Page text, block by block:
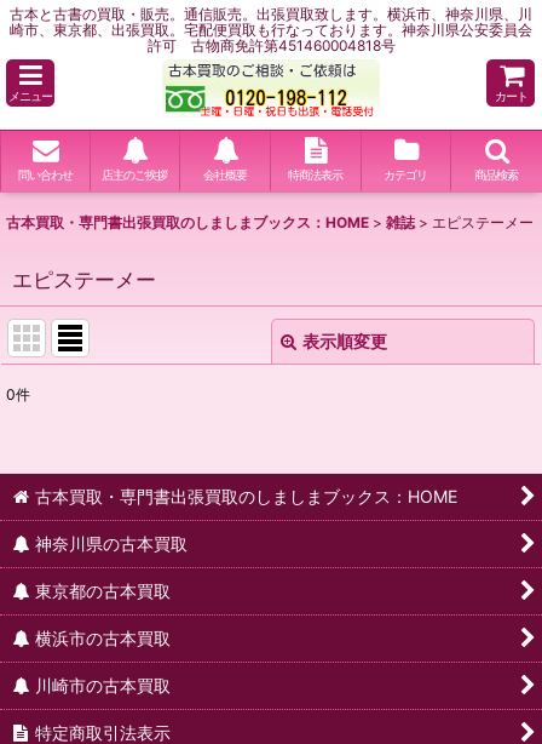
古本と古書の買取・販売。通信販売。出張買取致します。横浜市、神奈川県、川
崎市、東京都、出張買取。宅配便買取も行なっております。神奈川県公安委員会
許可 古物商免許第451460004818号
メニュー カート
問い合わせ 店主のご挨拶 会社概要 特商法表示 カテゴリ 商品検索
古本買取・専門書出張買取のしましまブックス：HOME > 雑誌 > エピステーメー
エピステーメー
表示順変更
並び順:
0件
古本買取・専門書出張買取のしましまブックス：HOME
神奈川県の古本買取
東京都の古本買取
横浜市の古本買取
川崎市の古本買取
特定商取引法表示